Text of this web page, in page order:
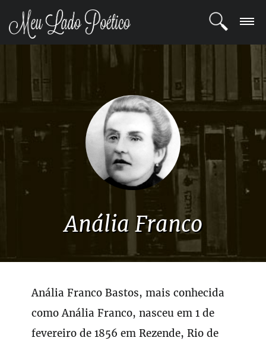
REGISTRO
Anália Franco
Anália Franco Bastos, mais conhecida
como Anália Franco, nasceu em 1 de
fevereiro de 1856 em Rezende, Rio de